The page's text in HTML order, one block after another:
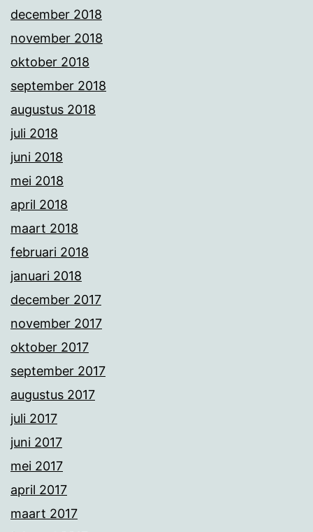
december 2018
november 2018
oktober 2018
september 2018
augustus 2018
juli 2018
juni 2018
mei 2018
april 2018
maart 2018
februari 2018
januari 2018
december 2017
november 2017
oktober 2017
september 2017
augustus 2017
juli 2017
juni 2017
mei 2017
april 2017
maart 2017